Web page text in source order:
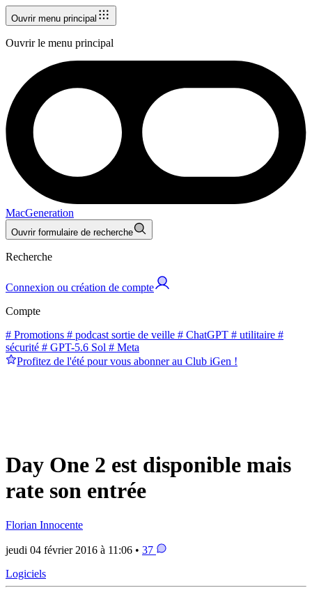
Ouvrir menu principal
Ouvrir le menu principal
MacGeneration
Ouvrir formulaire de recherche
Recherche
Connexion ou création de compte
Compte
# Promotions # podcast sortie de veille # ChatGPT # utilitaire #
sécurité # GPT-5.6 Sol # Meta
Profitez de l'été pour vous abonner au Club iGen !
Day One 2 est disponible mais
rate son entrée
Florian Innocente
jeudi 04 février 2016 à 11:06 • 37
Logiciels